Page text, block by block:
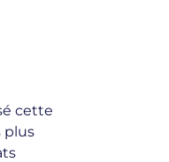
cette
plus